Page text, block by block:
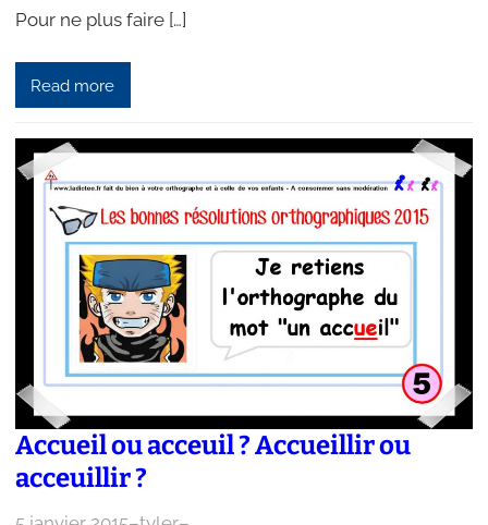
Pour ne plus faire […]
Read more
Accueil ou acceuil ? Accueillir ou
acceuillir ?